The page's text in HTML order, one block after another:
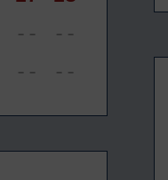
--
--
-- --